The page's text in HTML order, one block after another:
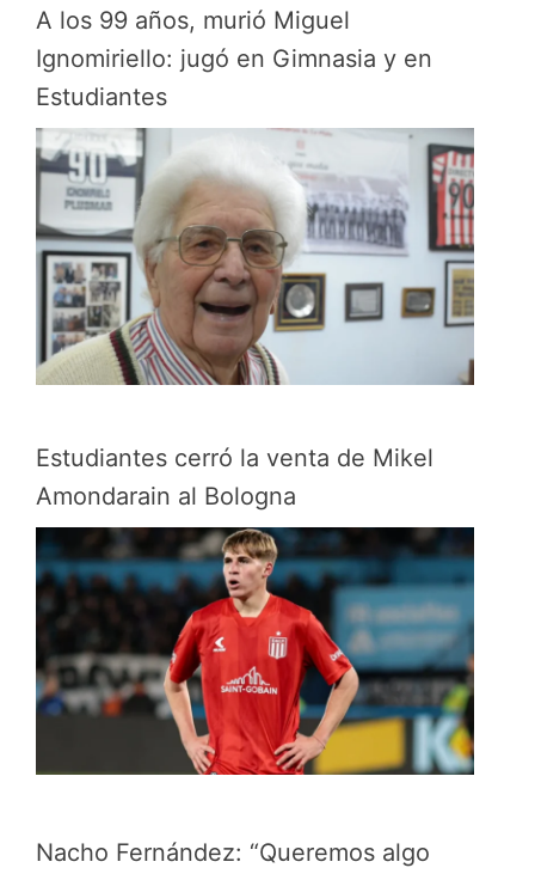
A los 99 años, murió Miguel
Ignomiriello: jugó en Gimnasia y en
Estudiantes
Estudiantes cerró la venta de Mikel
Amondarain al Bologna
Nacho Fernández: “Queremos algo